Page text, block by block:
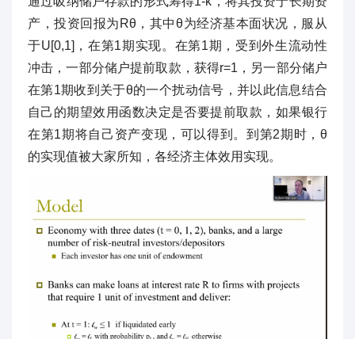
产，投资回报为Rθ，其中θ为经济基本面状况，服从
于U[0,1]，在第1期实现。在第1期，受到外生流动性
冲击，一部分储户提前取款，获得r=1，另一部分储户
在第1期收到关于θ的一个扰动信号，并以此信息结合
自己的期望效用函数决定是否要提前取款，如果银行
在第1期将自己资产变现，可以得到。到第2期时，θ
的实现值被大家所知，各经济主体效用实现。